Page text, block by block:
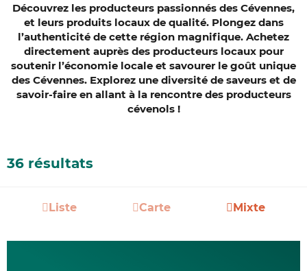
Découvrez les producteurs passionnés des Cévennes,
et leurs produits locaux de qualité. Plongez dans
l’authenticité de cette région magnifique. Achetez
directement auprès des producteurs locaux pour
soutenir l’économie locale et savourer le goût unique
des Cévennes. Explorez une diversité de saveurs et de
savoir-faire en allant à la rencontre des producteurs
cévenols !
36 résultats
Liste Carte Mixte